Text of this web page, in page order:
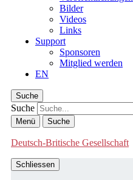
Bilder
Videos
Links
Support
Sponsoren
Mitglied werden
EN
Suche
Suche
Menü Suche
Deutsch-Britische Gesellschaft
Schliessen